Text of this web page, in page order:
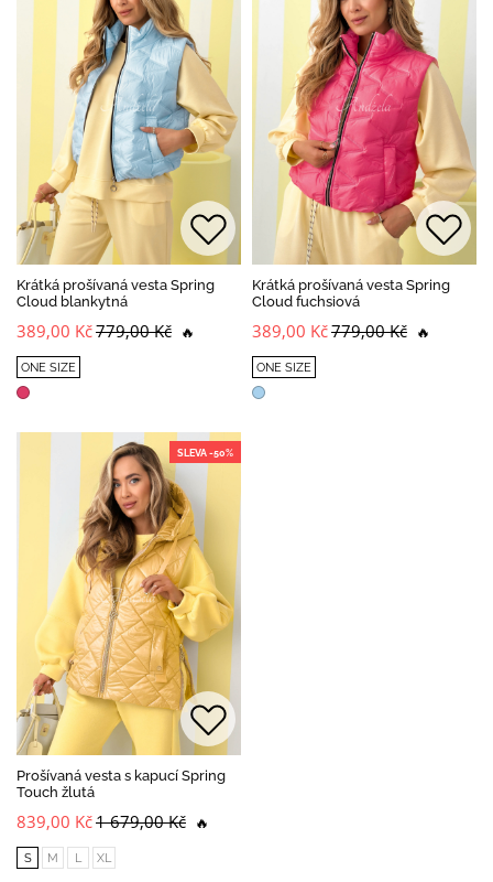
Krátká prošívaná vesta Spring
Cloud blankytná
389,00 Kč779,00 Kč 🔥
ONE SIZE
Krátká prošívaná vesta Spring
Cloud fuchsiová
389,00 Kč779,00 Kč 🔥
ONE SIZE
SLEVA -50%
Prošívaná vesta s kapucí Spring
Touch žlutá
839,00 Kč1 679,00 Kč 🔥
S M L XL